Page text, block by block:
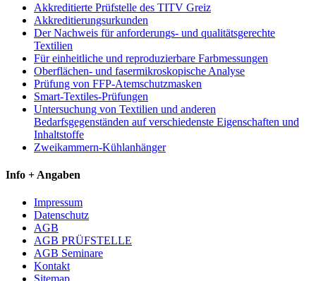
Akkreditierte Prüfstelle des TITV Greiz
Akkreditierungsurkunden
Der Nachweis für anforderungs- und qualitätsgerechte
Textilien
Für einheitliche und reproduzierbare Farbmessungen
Oberflächen- und fasermikroskopische Analyse
Prüfung von FFP-Atemschutzmasken
Smart-Textiles-Prüfungen
Untersuchung von Textilien und anderen
Bedarfsgegenständen auf verschiedenste Eigenschaften und
Inhaltstoffe
Zweikammern-Kühlanhänger
Info + Angaben
Impressum
Datenschutz
AGB
AGB PRÜFSTELLE
AGB Seminare
Kontakt